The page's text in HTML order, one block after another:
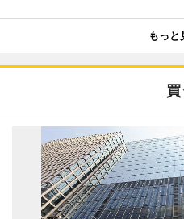
もっと
買